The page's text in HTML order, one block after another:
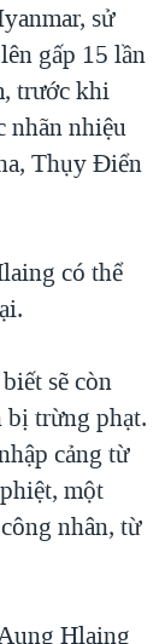
sử
gấp 15 lần
trước khi
nhãn nhiệu
Thụy Điển
có thể
sẽ còn
bị trừng phạt.
cảng từ
một
nhân, từ
Hlaing